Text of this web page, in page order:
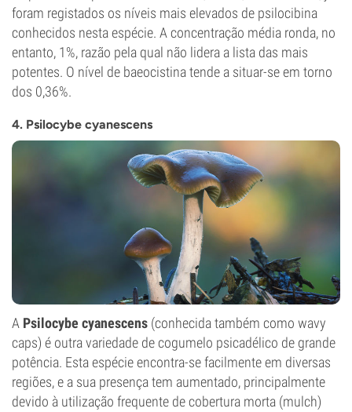
foram registados os níveis mais elevados de psilocibina
conhecidos nesta espécie. A concentração média ronda, no
entanto, 1%, razão pela qual não lidera a lista das mais
potentes. O nível de baeocistina tende a situar-se em torno
dos 0,36%.
4. Psilocybe cyanescens
A Psilocybe cyanescens (conhecida também como wavy
caps) é outra variedade de cogumelo psicadélico de grande
potência. Esta espécie encontra-se facilmente em diversas
regiões, e a sua presença tem aumentado, principalmente
devido à utilização frequente de cobertura morta (mulch)